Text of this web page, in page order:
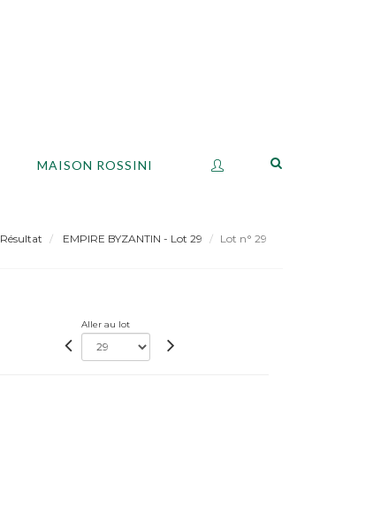
MAISON ROSSINI
Résultat EMPIRE BYZANTIN - Lot 29 Lot n° 29
Aller au lot